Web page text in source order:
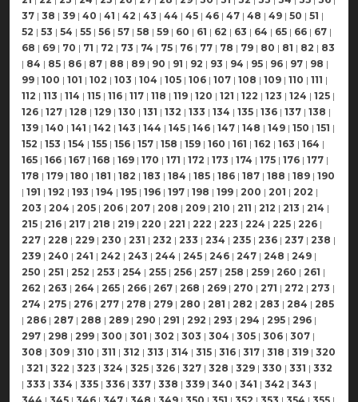
37 | 38 | 39 | 40 | 41 | 42 | 43 | 44 | 45 | 46 | 47 | 48 | 49 | 50 | 51 |
52 | 53 | 54 | 55 | 56 | 57 | 58 | 59 | 60 | 61 | 62 | 63 | 64 | 65 | 66 | 67 |
68 | 69 | 70 | 71 | 72 | 73 | 74 | 75 | 76 | 77 | 78 | 79 | 80 | 81 | 82 | 83
| 84 | 85 | 86 | 87 | 88 | 89 | 90 | 91 | 92 | 93 | 94 | 95 | 96 | 97 | 98 |
99 | 100 | 101 | 102 | 103 | 104 | 105 | 106 | 107 | 108 | 109 | 110 | 111 |
112 | 113 | 114 | 115 | 116 | 117 | 118 | 119 | 120 | 121 | 122 | 123 | 124 | 125 |
126 | 127 | 128 | 129 | 130 | 131 | 132 | 133 | 134 | 135 | 136 | 137 | 138 |
139 | 140 | 141 | 142 | 143 | 144 | 145 | 146 | 147 | 148 | 149 | 150 | 151 |
152 | 153 | 154 | 155 | 156 | 157 | 158 | 159 | 160 | 161 | 162 | 163 | 164 |
165 | 166 | 167 | 168 | 169 | 170 | 171 | 172 | 173 | 174 | 175 | 176 | 177 |
178 | 179 | 180 | 181 | 182 | 183 | 184 | 185 | 186 | 187 | 188 | 189 | 190
| 191 | 192 | 193 | 194 | 195 | 196 | 197 | 198 | 199 | 200 | 201 | 202 |
203 | 204 | 205 | 206 | 207 | 208 | 209 | 210 | 211 | 212 | 213 | 214 |
215 | 216 | 217 | 218 | 219 | 220 | 221 | 222 | 223 | 224 | 225 | 226 |
227 | 228 | 229 | 230 | 231 | 232 | 233 | 234 | 235 | 236 | 237 | 238 |
239 | 240 | 241 | 242 | 243 | 244 | 245 | 246 | 247 | 248 | 249 |
250 | 251 | 252 | 253 | 254 | 255 | 256 | 257 | 258 | 259 | 260 | 261 |
262 | 263 | 264 | 265 | 266 | 267 | 268 | 269 | 270 | 271 | 272 | 273 |
274 | 275 | 276 | 277 | 278 | 279 | 280 | 281 | 282 | 283 | 284 | 285
| 286 | 287 | 288 | 289 | 290 | 291 | 292 | 293 | 294 | 295 | 296 |
297 | 298 | 299 | 300 | 301 | 302 | 303 | 304 | 305 | 306 | 307 |
308 | 309 | 310 | 311 | 312 | 313 | 314 | 315 | 316 | 317 | 318 | 319 | 320
| 321 | 322 | 323 | 324 | 325 | 326 | 327 | 328 | 329 | 330 | 331 | 332
| 333 | 334 | 335 | 336 | 337 | 338 | 339 | 340 | 341 | 342 | 343 |